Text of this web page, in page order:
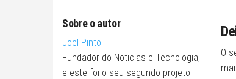
Sobre o autor
Joel Pinto
Fundador do Noticias e Tecnologia,
e este foi o seu segundo projeto
O